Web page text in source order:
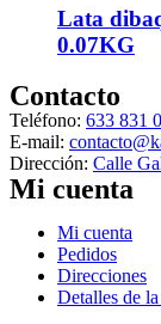
Lata
0.07KG
Contacto
Teléfono: 633 831
E-mail:
Dirección: Calle
Mi cuenta
Menú
Mi cuenta
Pedidos
Direcciones
Detalles de